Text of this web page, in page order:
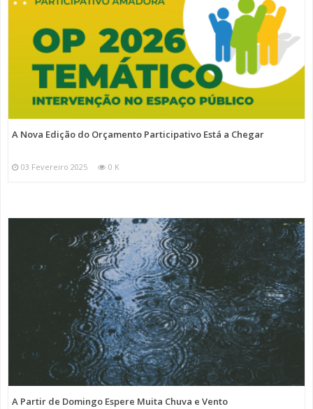
A Nova Edição do Orçamento Participativo Está a Chegar
03 Fevereiro 2025 0 K
A Partir de Domingo Espere Muita Chuva e Vento